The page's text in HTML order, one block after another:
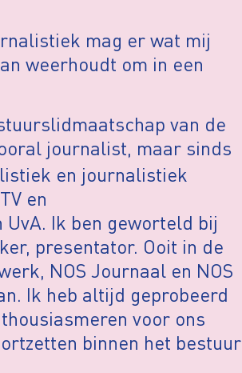
mag er wat mij
weerhoudt om in een
van de
journalist, maar sinds
en journalistiek
en
Ik ben geworteld bij
presentator. Ooit in de
NOS Journaal en NOS
Ik heb altijd geprobeerd
voor ons
binnen het bestuur